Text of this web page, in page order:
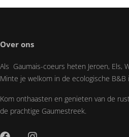
Over ons
Als Gaumais-coeurs heten Jeroen, Els,
Minte je welkom in de ecologische B&B
Kom onthaasten en genieten van de
de prachtige Gaumestreek.